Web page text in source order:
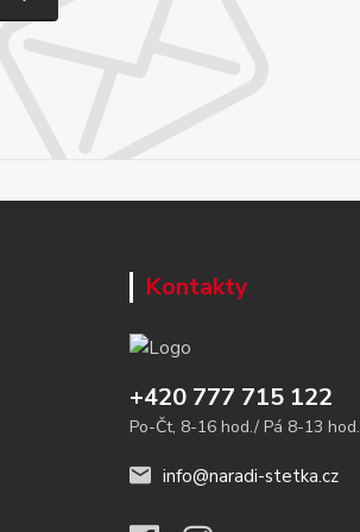
Kontakty
+420 777 715 122
Po-Čt, 8-16 hod./ Pá 8-13 hod.
info@naradi-stetka.cz